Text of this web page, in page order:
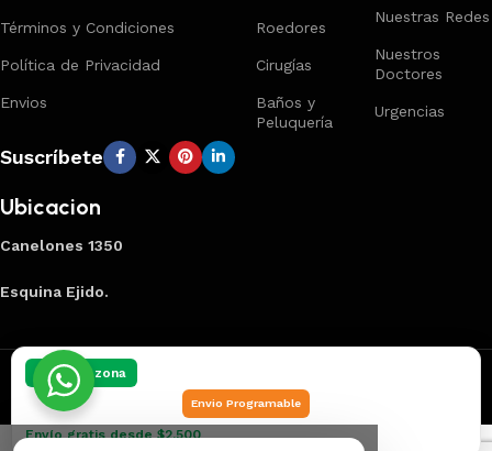
Elegí tu zona
Envio Programable
Envío gratis desde $2.500
Términos y Condiciones
Política de Privacidad
Envios
Roedores
Cirugías
Baños y
Peluquería
Nuestras Redes
Nuestros
Doctores
Urgencias
Suscríbete
Ubicacion
Canelones 1350
Esquina Ejido.
Creado por